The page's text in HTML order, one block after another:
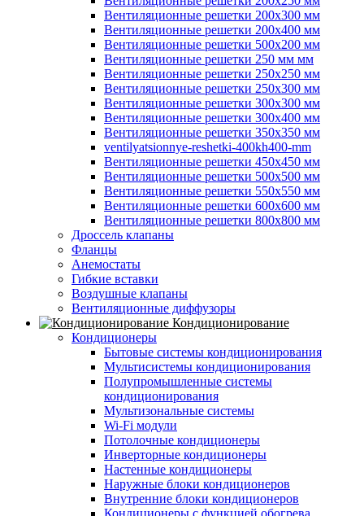
Вентиляционные решетки 200х300 мм
Вентиляционные решетки 200х400 мм
Вентиляционные решетки 500х200 мм
Вентиляционные решетки 250 мм мм
Вентиляционные решетки 250х250 мм
Вентиляционные решетки 250х300 мм
Вентиляционные решетки 300х300 мм
Вентиляционные решетки 300х400 мм
Вентиляционные решетки 350х350 мм
ventilyatsionnye-reshetki-400kh400-mm
Вентиляционные решетки 450х450 мм
Вентиляционные решетки 500х500 мм
Вентиляционные решетки 550х550 мм
Вентиляционные решетки 600х600 мм
Вентиляционные решетки 800х800 мм
Дроссель клапаны
Фланцы
Анемостаты
Гибкие вставки
Воздушные клапаны
Вентиляционные диффузоры
Кондиционирование
Кондиционеры
Бытовые системы кондиционирования
Мультисистемы кондиционирования
Полупромышленные системы
кондиционирования
Мультизональные системы
Wi-Fi модули
Потолочные кондиционеры
Инверторные кондиционеры
Настенные кондиционеры
Наружные блоки кондиционеров
Внутренние блоки кондиционеров
Кондиционеры с функцией обогрева